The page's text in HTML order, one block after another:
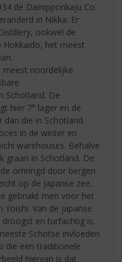
de Dainipponkaju Co
in Nikka. Er
ookwel de
Hokkaido, het meest
meest noordelijke
Schotland. De
hier 7° lager en de
die in Schotland.
in de winter en
warehouses. Behalve
graan in Schotland. De
omringd door bergen
op de Japanse zee.
gebruikt men voor het
Van de japanse
droogst en turfachtig is,
Schotse invloeden
die een traditionele
hiervan is dat